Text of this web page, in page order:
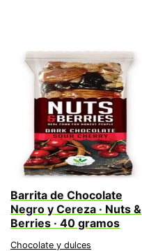
Barrita de Chocolate
Negro y Cereza · Nuts &
Berries · 40 gramos
Chocolate y dulces